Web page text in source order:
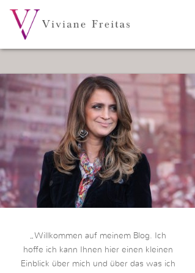
„Willkommen auf meinem Blog. Ich
hoffe ich kann Ihnen hier einen kleinen
Einblick über mich und über das was ich